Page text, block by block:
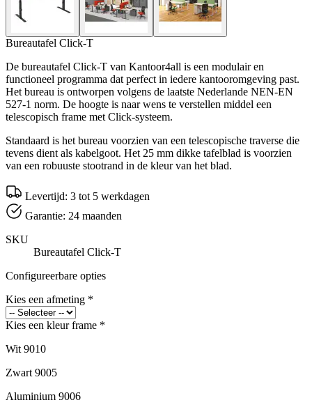
Bureautafel Click-T
De bureautafel Click-T van Kantoor4all is een modulair en
functioneel programma dat perfect in iedere kantooromgeving past.
Het bureau is ontworpen volgens de laatste Nederlande NEN-EN
527-1 norm. De hoogte is naar wens te verstellen middel een
telescopisch frame met Click-systeem.
Standaard is het bureau voorzien van een telescopische traverse die
tevens dient als kabelgoot. Het 25 mm dikke tafelblad is voorzien
van een robuuste stootrand in de kleur van het blad.
Levertijd: 3 tot 5 werkdagen
Garantie: 24 maanden
SKU
Bureautafel Click-T
Configureerbare opties
Kies een afmeting *
Kies een kleur frame *
Wit 9010
Zwart 9005
Aluminium 9006